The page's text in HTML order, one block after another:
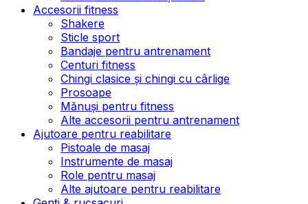
Accesorii fitness
Shakere
Sticle sport
Bandaje pentru antrenament
Centuri fitness
Chingi clasice și chingi cu cârlige
Prosoape
Mănuși pentru fitness
Alte accesorii pentru antrenament
Ajutoare pentru reabilitare
Pistoale de masaj
Instrumente de masaj
Role pentru masaj
Alte ajutoare pentru reabilitare